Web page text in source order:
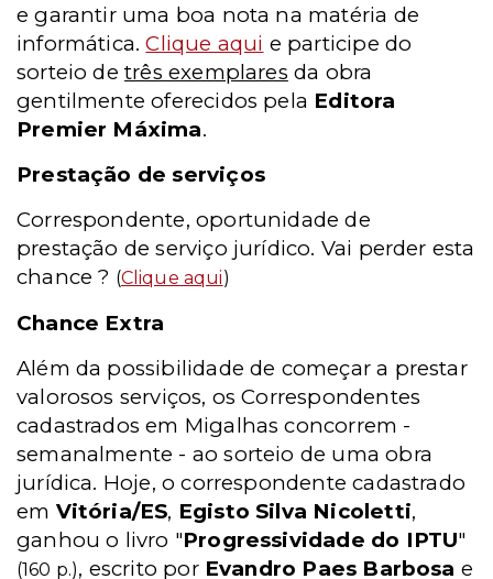
e garantir uma boa nota na matéria de
informática.Clique aqui e participe do
sorteio detrês exemplares da obra
gentilmente oferecidos pela Editora
Premier Máxima.
Prestação de serviços
Correspondente, oportunidade de
prestação de serviço jurídico. Vai perder esta
chance ? (Clique aqui)
Chance Extra
Além da possibilidade de começar a prestar
valorosos serviços, os Correspondentes
cadastrados em Migalhas concorrem -
semanalmente - ao sorteio de uma obra
jurídica. Hoje, o correspondente cadastrado
em Vitória/ES, Egisto Silva Nicoletti,
ganhou o livro "Progressividade do IPTU"
(160 p.), escrito por Evandro Paes Barbosa e